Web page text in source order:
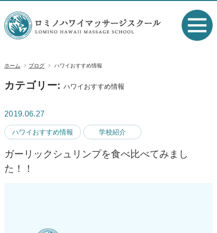
ホーム ブログ ハワイおすすめ情報
カテゴリー: ハワイおすすめ情報
2019.06.27
ハワイおすすめ情報 学校紹介
ガーリックシュリンプを食べ比べてみまし
た！！